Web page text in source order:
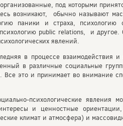
под которыми
возникают, обычно называют
паники и страха, психологию
public relations, и другое.
явлений.
в процессе взаимодействия
в различные социальные
это и принимает во внимание
психологические явления
и ценностные
климат и атмосфера) и